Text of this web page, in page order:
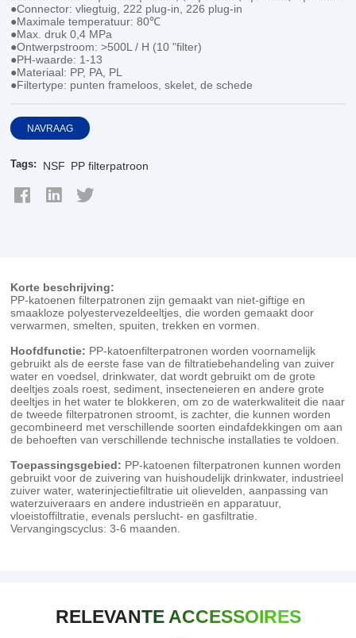
●Connector: vliegtuig, 222 plug-in, 226 plug-in
●Maximale temperatuur: 80℃
●Max. druk 0,4 MPa
●Ontwerpstroom: >500L / H (10 "filter)
●PH-waarde: 1-13
●Materiaal: PP, PA, PL
●Filtertype: punten frameloos, skelet, de schede
NAVRAAG
Tags: NSF PP filterpatroon
Korte beschrijving:
PP-katoenen filterpatronen zijn gemaakt van niet-giftige en
smaakloze polyestervezeldeeltjes, die worden gemaakt door
verwarmen, smelten, spuiten, trekken en vormen.
Hoofdfunctie: PP-katoenfilterpatronen worden voornamelijk
gebruikt als de eerste fase van de filtratiebehandeling van zuiver
water en voedsel, drinkwater, dat wordt gebruikt om de grote
deeltjes zoals roest, sediment, insecteneieren en andere grote
deeltjes in het water te blokkeren, om zo de waterkwaliteit die naar
de tweede filterpatronen stroomt, is zachter, die kunnen worden
gecombineerd met verschillende soorten eindafdekkingen om aan
de behoeften van verschillende technische installaties te voldoen.
Toepassingsgebied: PP-katoenen filterpatronen kunnen worden
gebruikt voor de zuivering van huishoudelijk drinkwater, industrieel
zuiver water, waterinjectiefiltratie uit olievelden, aanpassing van
waterzuiveraars en andere industrieën en apparatuur,
vloeistoffiltratie, evenals perslucht- en gasfiltratie.
Vervangingscyclus: 3-6 maanden.
RELEVANTE ACCESSOIRES